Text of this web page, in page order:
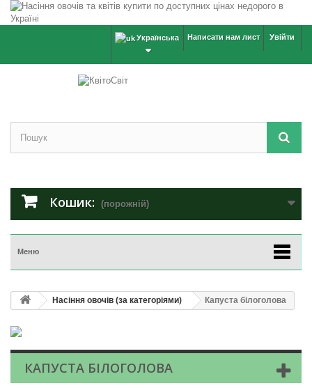
Увійти
Написати нам лист
Українська
Кошик: (порожній)
Меню
Насіння овочів (за категоріями) Капуста білоголова
КАПУСТА БІЛОГОЛОВА